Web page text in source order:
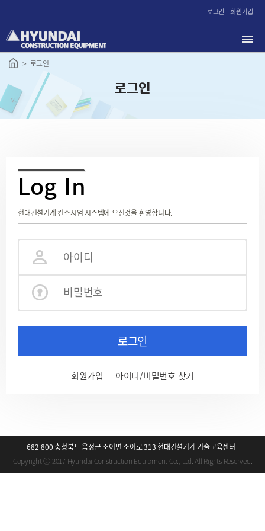
로
가
로그인 회원가입
로그인
로그인
Log In
현대건설기계 컨소시엄 시스템에 오신것을 환영합니다.
로그인
회원가입 아이디/비밀번호 찾기
682-800 충청북도 음성군 소이면 소이로 313 현대건설기계 기술교육센터
Copyright ⓒ 2017 Hyundai Construction Equipment Co., Ltd. All Rights Reserved.